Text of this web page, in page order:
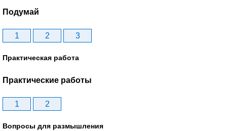
Подумай
1 2 3
Практическая работа
Практические работы
1 2
Вопросы для размышления